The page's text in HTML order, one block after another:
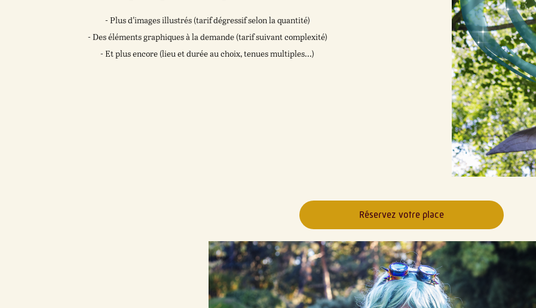
- Plus d'images illustrés (tarif dégressif selon la quantité)
- Des éléments graphiques à la demande (tarif suivant complexité)
- Et plus encore (lieu et durée au choix, tenues multiples...)
Réservez votre place